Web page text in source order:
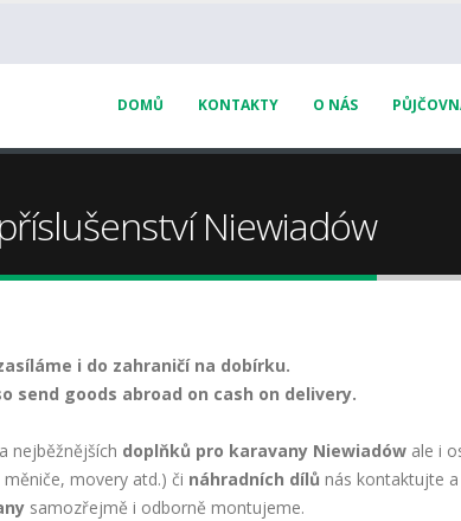
DOMŮ KONTAKTY O NÁS
Niewiadów
i do zahraničí na dobírku.
send goods abroad on cash on delivery.
nejběžnějších doplňků pro karavany Niewiadów ale i
měniče, movery atd.) či náhradních dílů nás kontaktujte
samozřejmě i odborně montujeme.